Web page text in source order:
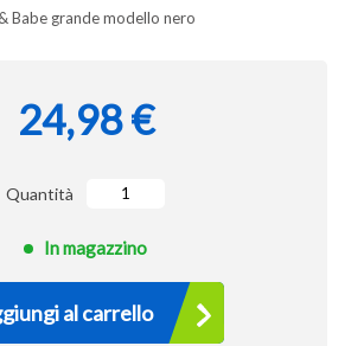
Babe grande modello nero
24,98 €
Quantità
In magazzino
al carrello